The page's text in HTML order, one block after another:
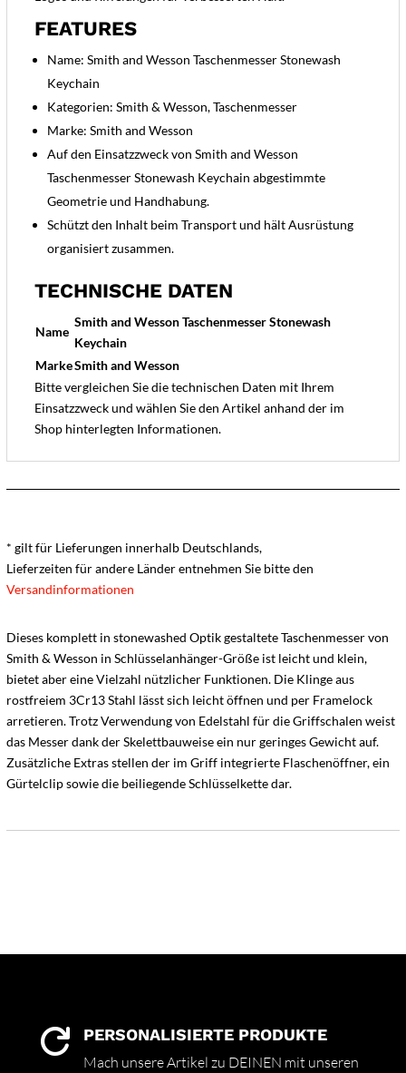
FEATURES
Name: Smith and Wesson Taschenmesser Stonewash
Keychain
Kategorien: Smith & Wesson, Taschenmesser
Marke: Smith and Wesson
Auf den Einsatzzweck von Smith and Wesson
Taschenmesser Stonewash Keychain abgestimmte
Geometrie und Handhabung.
Schützt den Inhalt beim Transport und hält Ausrüstung
organisiert zusammen.
TECHNISCHE DATEN
Name
Smith and Wesson Taschenmesser Stonewash
Keychain
MarkeSmith and Wesson
Bitte vergleichen Sie die technischen Daten mit Ihrem
Einsatzzweck und wählen Sie den Artikel anhand der im
Shop hinterlegten Informationen.
* gilt für Lieferungen innerhalb Deutschlands,
Lieferzeiten für andere Länder entnehmen Sie bitte den
Versandinformationen
Dieses komplett in stonewashed Optik gestaltete Taschenmesser von
Smith & Wesson in Schlüsselanhänger-Größe ist leicht und klein,
bietet aber eine Vielzahl nützlicher Funktionen. Die Klinge aus
rostfreiem 3Cr13 Stahl lässt sich leicht öffnen und per Framelock
arretieren. Trotz Verwendung von Edelstahl für die Griffschalen weist
das Messer dank der Skelettbauweise ein nur geringes Gewicht auf.
Zusätzliche Extras stellen der im Griff integrierte Flaschenöffner, ein
Gürtelclip sowie die beiliegende Schlüsselkette dar.
 PERSONALISIERTE PRODUKTE
Mach unsere Artikel zu DEINEN mit unseren